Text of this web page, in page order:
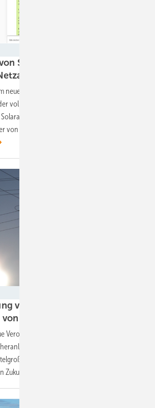
Solaranlagen: Chatbot
neuen Chatbot geht Carbon Freed den
vollständigen Digitalisierung des
Zusätzliche Schulungsangebote
von Projektierern und EPC auf den neusten
vereinfacht den
Solaranlagen und
Verordnungen regeln die Zertifizierung von
neu. Für die Planer und Betreiber
Anlagen ans Netz anzuschließen. Die
Zukunft mit Zertifikaten